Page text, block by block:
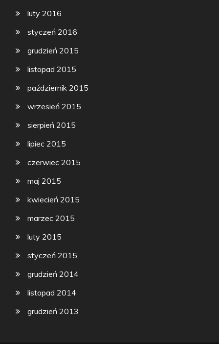
luty 2016
styczeń 2016
grudzień 2015
listopad 2015
październik 2015
wrzesień 2015
sierpień 2015
lipiec 2015
czerwiec 2015
maj 2015
kwiecień 2015
marzec 2015
luty 2015
styczeń 2015
grudzień 2014
listopad 2014
grudzień 2013